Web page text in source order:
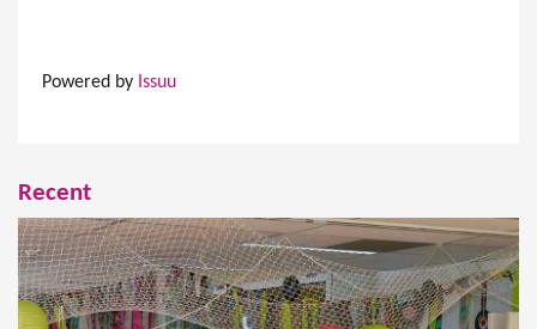
Powered by Issuu
Recent